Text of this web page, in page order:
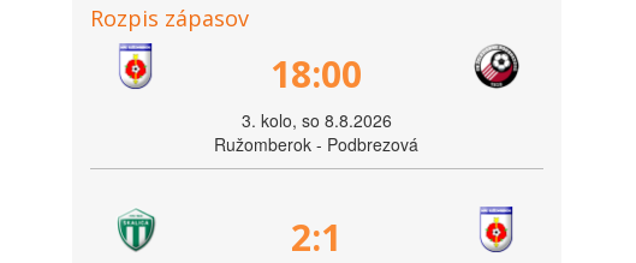
Rozpis zápasov
18:00
3. kolo, so 8.8.2026
Ružomberok - Podbrezová
2:1